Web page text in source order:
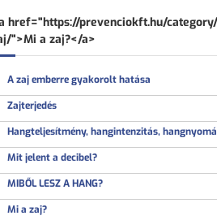
href="https://prevenciokft.hu/
">Mi a zaj?</a>
A zaj emberre gyakorolt hatása
Zajterjedés
Hangteljesítmény, hangintenzitás,
Mit jelent a decibel?
MIBŐL LESZ A HANG?
Mi a zaj?